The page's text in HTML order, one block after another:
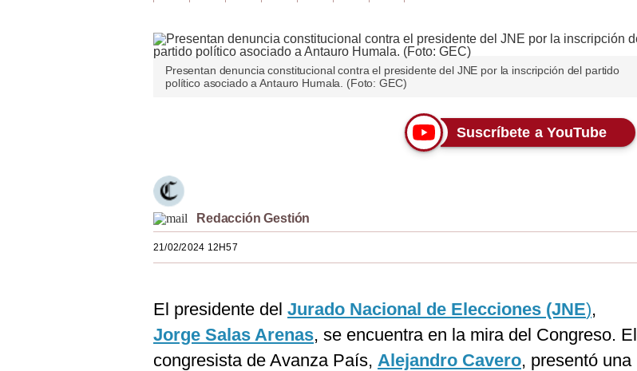
Presentan denuncia constitucional contra el presidente del JNE por la inscripción del partido
político asociado a Antauro Humala. (Foto: GEC)
Suscríbete a YouTube
Redacción Gestión
21/02/2024 12H57
El presidente del Jurado Nacional de Elecciones (JNE),
Jorge Salas Arenas, se encuentra en la mira del Congreso. El
congresista de Avanza País, Alejandro Cavero, presentó una